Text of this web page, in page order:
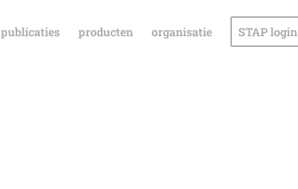
publicaties producten organisatie STAP login